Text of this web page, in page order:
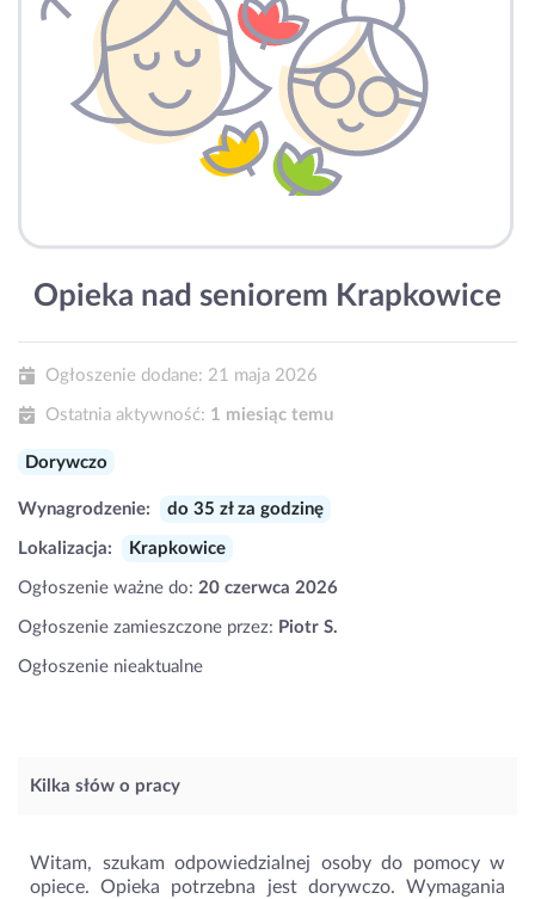
Opieka nad seniorem Krapkowice
Ogłoszenie dodane: 21 maja 2026
Ostatnia aktywność: 1 miesiąc temu
Dorywczo
Wynagrodzenie: do 35 zł za godzinę
Lokalizacja: Krapkowice
Ogłoszenie ważne do: 20 czerwca 2026
Ogłoszenie zamieszczone przez: Piotr S.
Ogłoszenie nieaktualne
Kilka słów o pracy
Witam, szukam odpowiedzialnej osoby do pomocy w
opiece. Opieka potrzebna jest dorywczo. Wymagania